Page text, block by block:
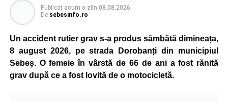
Adaugă-ne ca sursă preferată
Urmărește-ne pe Google News
Ultimele știri din Sebeș
Publicat acum o ziîn 08.08.2026
De sebesinfo.ro
Un accident rutier grav s-a produs sâmbătă dimineața,
8 august 2026, pe strada Dorobanți din municipiul
Sebeș. O femeie în vârstă de 66 de ani a fost rănită
grav după ce a fost lovită de o motocicletă.